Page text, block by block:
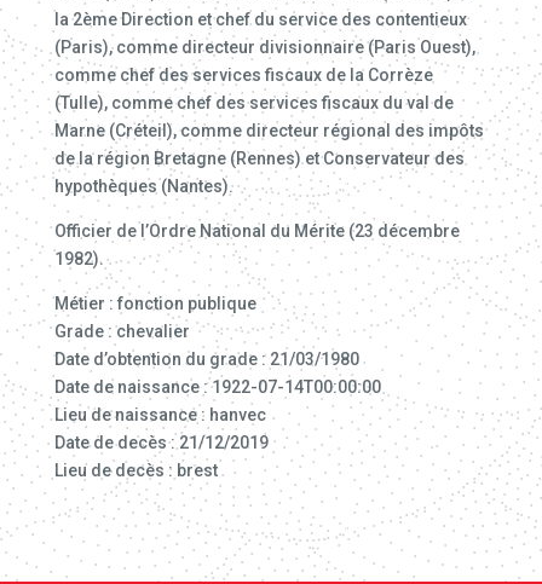
la 2ème Direction et chef du service des contentieux
(Paris), comme directeur divisionnaire (Paris Ouest),
comme chef des services fiscaux de la Corrèze
(Tulle), comme chef des services fiscaux du val de
Marne (Créteil), comme directeur régional des impôts
de la région Bretagne (Rennes) et Conservateur des
hypothèques (Nantes).
Officier de l’Ordre National du Mérite (23 décembre
1982).
Métier : fonction publique
Grade : chevalier
Date d’obtention du grade : 21/03/1980
Date de naissance : 1922-07-14T00:00:00
Lieu de naissance : hanvec
Date de decès : 21/12/2019
Lieu de decès : brest